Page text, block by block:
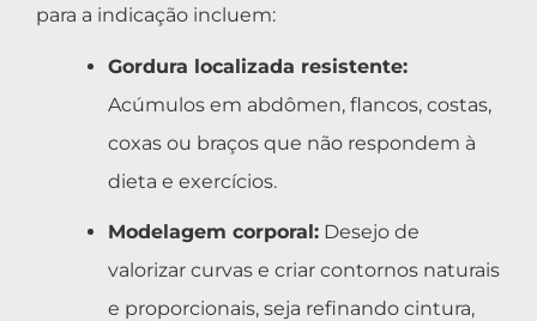
para a indicação incluem:
Gordura localizada resistente:
Acúmulos em abdômen, flancos, costas,
coxas ou braços que não respondem à
dieta e exercícios.
Modelagem corporal: Desejo de
valorizar curvas e criar contornos naturais
e proporcionais, seja refinando cintura,